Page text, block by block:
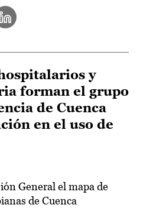
y
forman el grupo
de Cuenca
en el uso de
General el mapa de
de Cuenca